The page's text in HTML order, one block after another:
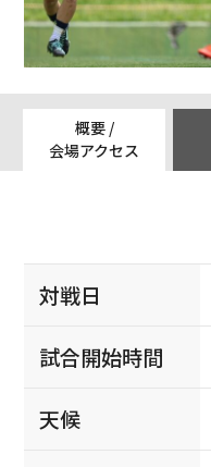
概要 /
会場アクセス
対戦日
試合開始時間
天候